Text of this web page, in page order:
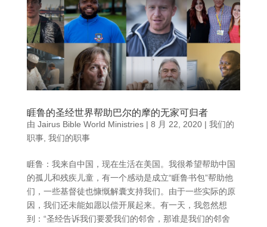
睚鲁的圣经世界帮助巴尔的摩的无家可归者
由 Jairus Bible World Ministries| 8 月 22, 2020| 我们的
职事, 我们的职事
睚鲁：我来自中国，现在生活在美国。我很希望帮助中国
的孤儿和残疾儿童，有一个感动是成立“睚鲁书包”帮助他
们，一些基督徒也慷慨解囊支持我们。由于一些实际的原
因，我们还未能如愿以偿开展起来。有一天，我忽然想
到：“圣经告诉我们要爱我们的邻舍，那谁是我们的邻舍